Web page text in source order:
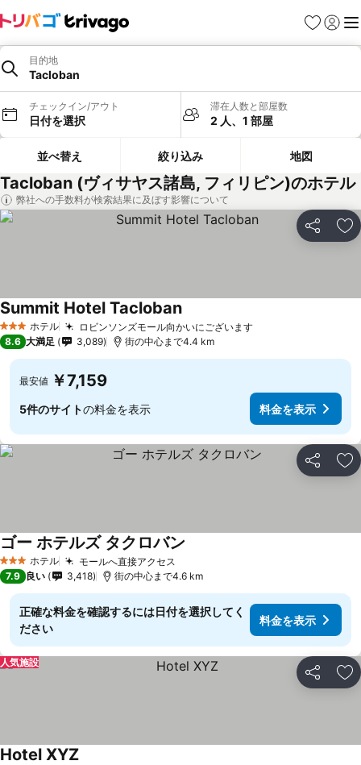
お気に入り
ログイ
メ
目的地
Tacloban
チェックイン/アウト
日付を選択
滞在人数と部屋数
2 人、1 部屋
並べ替え 絞り込み 地図
Tacloban (ヴィサヤス諸島, フィリピン)のホテル
弊社への手数料が検索結果に及ぼす影響について
シェア お
3 ホテルのランク
ホテル ロビンソンズモール向かいにございます
Summit Hotel Tacloban
8.6 大満足 3,089 街の中心まで4.4 km
最安値 ￥7,159
5件のサイトの料金を表示 料金を表示
シェア お
3 ホテルのランク
ホテル モールへ直接アクセス
ゴー ホテルズ タクロバン
7.9 良い 3,418 街の中心まで4.6 km
正確な料金を確認するには日付を選択してく
ださい
料金を表示
シェア お
人気施設
Hotel XYZ